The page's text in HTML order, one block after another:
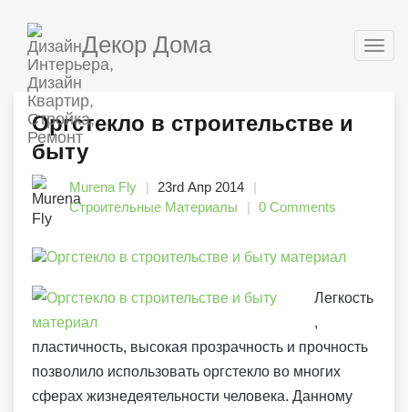
Декор Дома
Оргстекло в строительстве и
быту
Murena Fly
23rd Апр 2014
Строительные Материалы
0 Comments
Легкость
,
пластичность, высокая прозрачность и прочность
позволило использовать оргстекло во многих
сферах жизнедеятельности человека. Данному